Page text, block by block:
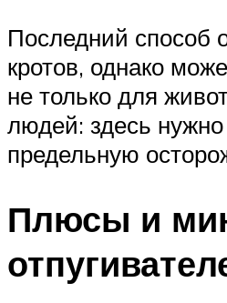
Последний способ
кротов, однако
не только для
людей: здесь
предельную
Плюсы и